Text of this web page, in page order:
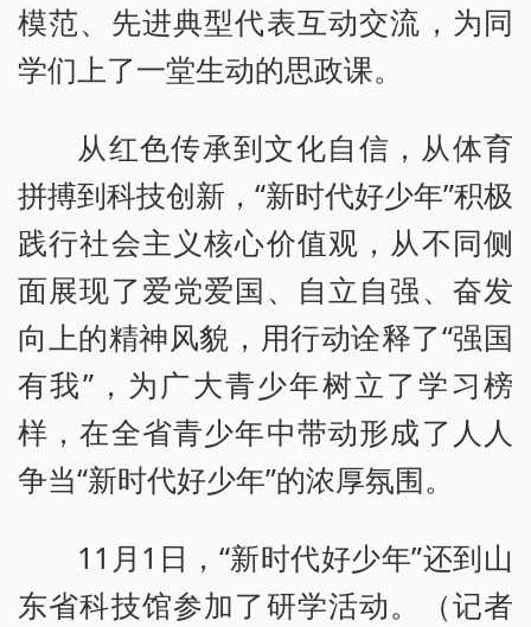
模范、先进典型代表互动交流，为同
学们上了一堂生动的思政课。
从红色传承到文化自信，从体育
拼搏到科技创新，“新时代好少年”积极
践行社会主义核心价值观，从不同侧
面展现了爱党爱国、自立自强、奋发
向上的精神风貌，用行动诠释了“强国
有我”，为广大青少年树立了学习榜
样，在全省青少年中带动形成了人人
争当“新时代好少年”的浓厚氛围。
11月1日，“新时代好少年”还到山
东省科技馆参加了研学活动。（记者